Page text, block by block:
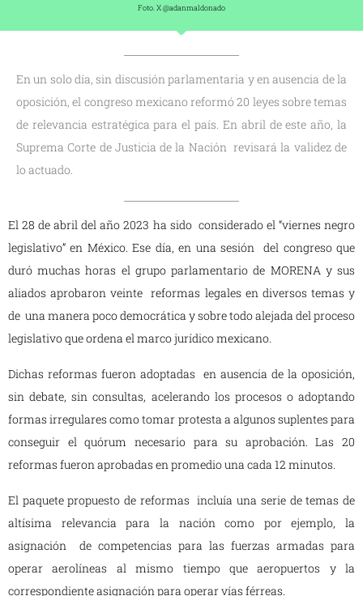
Foto. X @adanmaldonado
En un solo día, sin discusión parlamentaria y en ausencia de la
oposición, el congreso mexicano reformó 20 leyes sobre temas
de relevancia estratégica para el país. En abril de este año, la
Suprema Corte de Justicia de la Nación revisará la validez de
lo actuado.
El 28 de abril del año 2023 ha sido considerado el “viernes negro
legislativo” en México. Ese día, en una sesión del congreso que
duró muchas horas el grupo parlamentario de MORENA y sus
aliados aprobaron veinte reformas legales en diversos temas y
de una manera poco democrática y sobre todo alejada del proceso
legislativo que ordena el marco jurídico mexicano.
Dichas reformas fueron adoptadas en ausencia de la oposición,
sin debate, sin consultas, acelerando los procesos o adoptando
formas irregulares como tomar protesta a algunos suplentes para
conseguir el quórum necesario para su aprobación. Las 20
reformas fueron aprobadas en promedio una cada 12 minutos.
El paquete propuesto de reformas incluía una serie de temas de
altísima relevancia para la nación como por ejemplo, la
asignación de competencias para las fuerzas armadas para
operar aerolíneas al mismo tiempo que aeropuertos y la
correspondiente asignación para operar vías férreas.